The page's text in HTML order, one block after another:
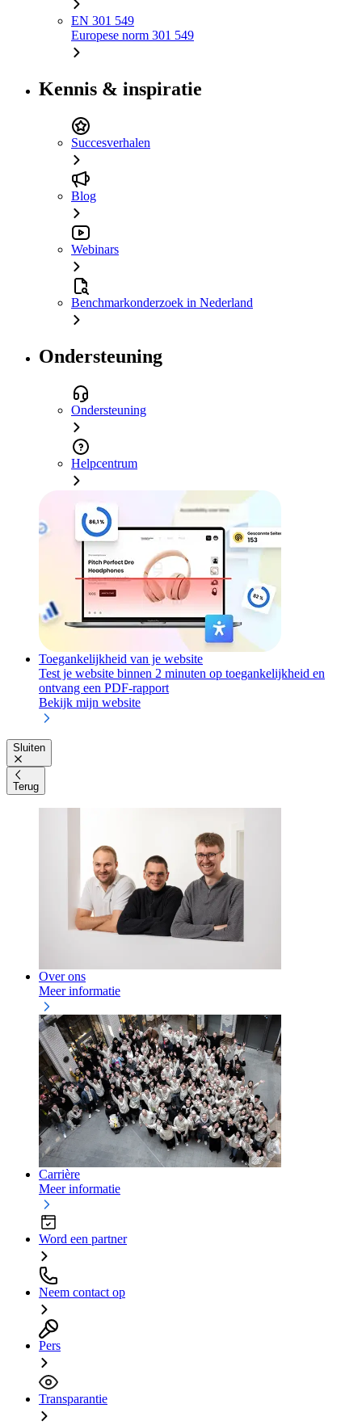
EN 301 549
Europese norm 301 549
Kennis & inspiratie
Succesverhalen
Blog
Webinars
Benchmarkonderzoek in Nederland
Ondersteuning
Ondersteuning
Helpcentrum
Toegankelijkheid van je website
Test je website binnen 2 minuten op toegankelijkheid en
ontvang een PDF-rapport
Bekijk mijn website
Sluiten
Terug
Over ons
Meer informatie
Carrière
Meer informatie
Word een partner
Neem contact op
Pers
Transparantie